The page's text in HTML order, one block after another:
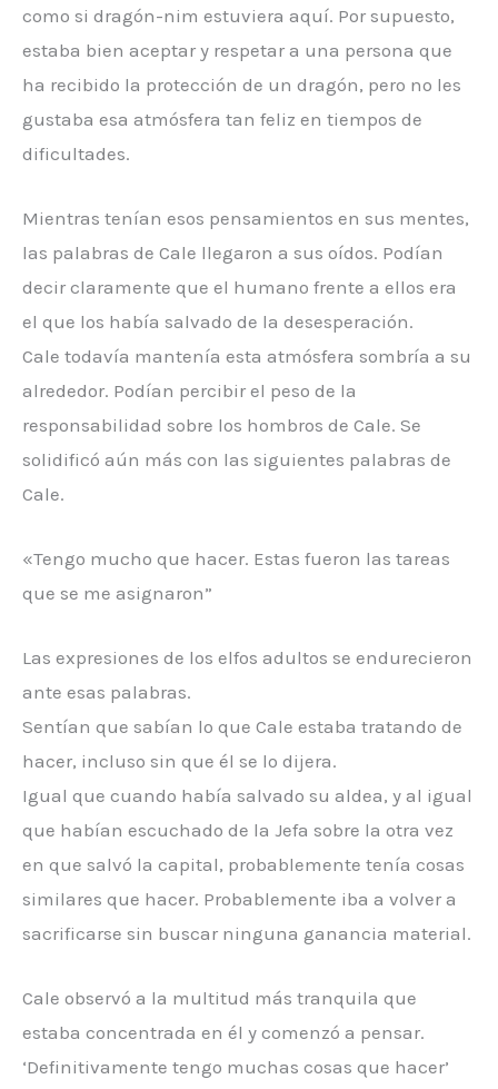
como si dragón-nim estuviera aquí. Por supuesto,
estaba bien aceptar y respetar a una persona que
ha recibido la protección de un dragón, pero no les
gustaba esa atmósfera tan feliz en tiempos de
dificultades.
Mientras tenían esos pensamientos en sus mentes,
las palabras de Cale llegaron a sus oídos. Podían
decir claramente que el humano frente a ellos era
el que los había salvado de la desesperación.
Cale todavía mantenía esta atmósfera sombría a su
alrededor. Podían percibir el peso de la
responsabilidad sobre los hombros de Cale. Se
solidificó aún más con las siguientes palabras de
Cale.
«Tengo mucho que hacer. Estas fueron las tareas
que se me asignaron”
Las expresiones de los elfos adultos se endurecieron
ante esas palabras.
Sentían que sabían lo que Cale estaba tratando de
hacer, incluso sin que él se lo dijera.
Igual que cuando había salvado su aldea, y al igual
que habían escuchado de la Jefa sobre la otra vez
en que salvó la capital, probablemente tenía cosas
similares que hacer. Probablemente iba a volver a
sacrificarse sin buscar ninguna ganancia material.
Cale observó a la multitud más tranquila que
estaba concentrada en él y comenzó a pensar.
‘Definitivamente tengo muchas cosas que hacer’